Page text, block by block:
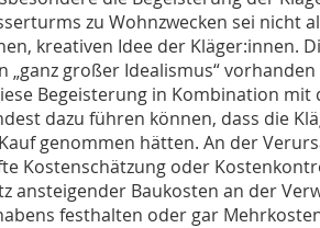
zu Wohnzwecken sei nicht
kreativen Idee der Kläger:innen.
„ganz großer Idealismus“
Begeisterung in Kombination mit
dazu führen können, dass die
genommen hätten. An der
Kostenschätzung oder
ansteigender Baukosten an der
festhalten oder gar